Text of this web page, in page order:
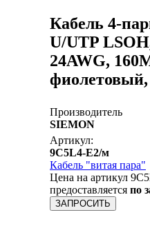
Кабель 4-
U/UTP
24AWG,
Производитель
SIEMON
Артикул:
9C5L4-E2/м
Кабель "витая пара"
Цена на артикул
предоставляется по
ЗАПРОСИТЬ